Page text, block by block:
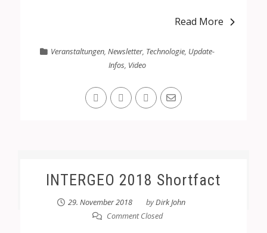
Read More
Veranstaltungen,Newsletter, Technologie, Update-
Infos, Video
INTERGEO 2018 Shortfact
29. November 2018 byDirk John
Comment Closed